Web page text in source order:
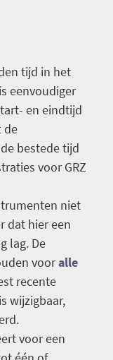
tijd in het
eenvoudiger
en eindtijd
de
bestede tijd
voor GRZ
niet
dat hier een
lag. De
vooralle
recente
wijzigbaar,
voor een